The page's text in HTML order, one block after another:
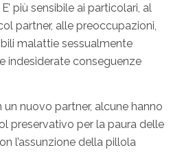
più sensibile ai particolari, al
partner, alle preoccupazioni,
malattie sessualmente
indesiderate conseguenze
un nuovo partner, alcune hanno
preservativo per la paura delle
l’assunzione della pillola